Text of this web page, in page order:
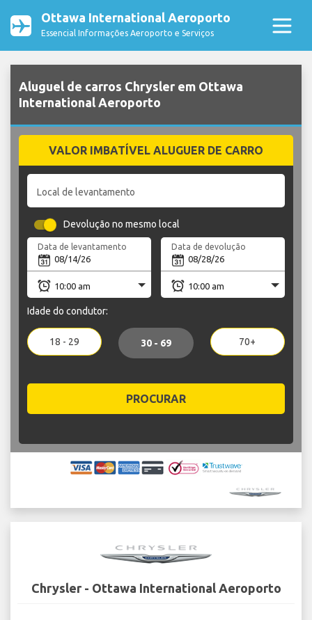
Ottawa International Aeroporto
Essencial Informações Aeroporto e Serviços
Aluguel de carros Chrysler em Ottawa
International Aeroporto
VALOR IMBATÍVEL ALUGUER DE CARRO
Local de levantamento
Devolução no mesmo local
Data de levantamento Data de devolução
Idade do condutor:
18 - 29 30 - 69 70+
PROCURAR
Chrysler - Ottawa International Aeroporto